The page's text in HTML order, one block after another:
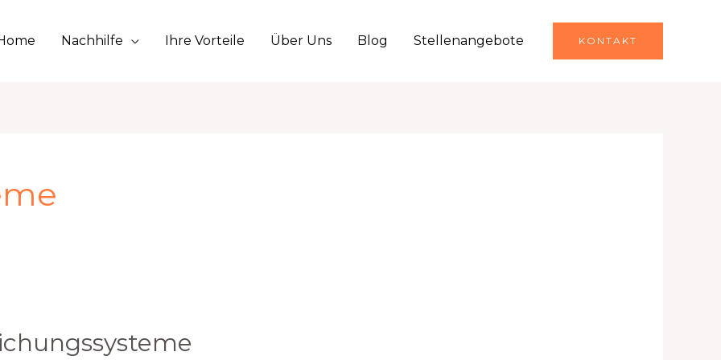
Nachhilfe Ihre Vorteile Über Uns Blog Stellenangebote KONTAKT